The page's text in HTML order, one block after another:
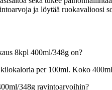
ja löytää ruokavalioosi
8kpl 400ml/348g on?
per 100ml. Koko
348g ravintoarvoihin?